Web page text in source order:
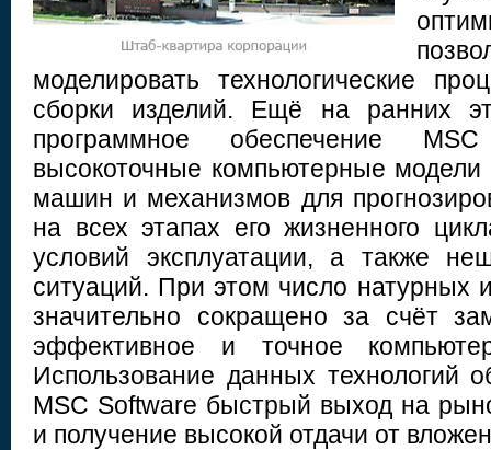
моделировать технологические
сборки изделий. Ещё на ранних
программное обеспечение
высокоточные компьютерные модели
машин и механизмов для
на всех этапах его жизненного
условий эксплуатации, а также
ситуаций. При этом число натурных
значительно сокращено за счёт
эффективное и точное
Использование данных технологий
MSC Software быстрый выход на
и получение высокой отдачи от